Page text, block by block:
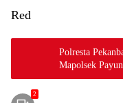
Red
Polresta
Mapolsek
2